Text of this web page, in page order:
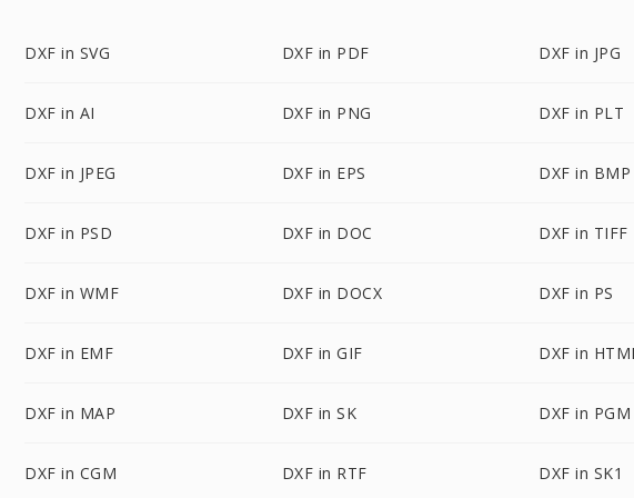
DXF in SVG DXF in PDF DXF in JPG
DXF in AI DXF in PNG DXF in PLT
DXF in JPEG DXF in EPS DXF in BMP
DXF in PSD DXF in DOC DXF in TIFF
DXF in WMF DXF in DOCX DXF in PS
DXF in EMF DXF in GIF DXF in
DXF in MAP DXF in SK DXF in PGM
DXF in CGM DXF in RTF DXF in SK1